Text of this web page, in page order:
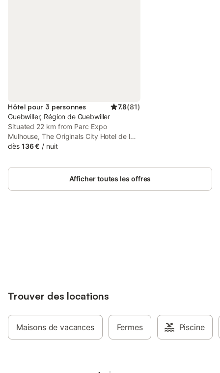
Hôtel pour 3 personnes 7.8(81)
Guebwiller, Région de Guebwiller
Situated 22 km from Parc Expo
Mulhouse, The Originals City Hotel de l
Ange Guebwiller offers 3-star
terrace, a restaurant and a bar.
dès 136 € / nuit
Afficher toutes les offres
Trouver des locations
Maisons de vacances Fermes Piscine